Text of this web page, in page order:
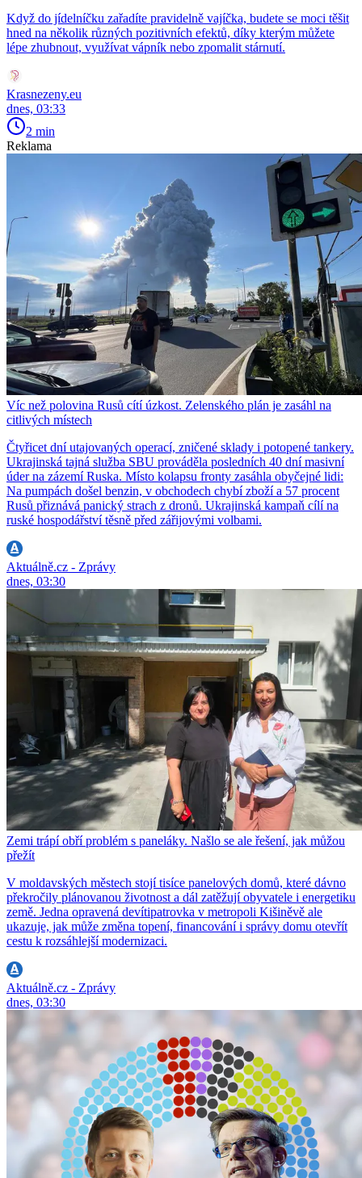
Když do jídelníčku zařadíte pravidelně vajíčka, budete se moci těšit
hned na několik různých pozitivních efektů, díky kterým můžete
lépe zhubnout, využívat vápník nebo zpomalit stárnutí.
Krasnezeny.eu
dnes, 03:33
2 min
Reklama
Víc než polovina Rusů cítí úzkost. Zelenského plán je zasáhl na
citlivých místech
Čtyřicet dní utajovaných operací, zničené sklady i potopené tankery.
Ukrajinská tajná služba SBU prováděla posledních 40 dní masivní
úder na zázemí Ruska. Místo kolapsu fronty zasáhla obyčejné lidi:
Na pumpách došel benzin, v obchodech chybí zboží a 57 procent
Rusů přiznává panický strach z dronů. Ukrajinská kampaň cílí na
ruské hospodářství těsně před zářijovými volbami.
Aktuálně.cz - Zprávy
dnes, 03:30
Zemi trápí obří problém s paneláky. Našlo se ale řešení, jak můžou
přežít
V moldavských městech stojí tisíce panelových domů, které dávno
překročily plánovanou životnost a dál zatěžují obyvatele i energetiku
země. Jedna opravená devítipatrovka v metropoli Kišiněvě ale
ukazuje, jak může změna topení, financování i správy domu otevřít
cestu k rozsáhlejší modernizaci.
Aktuálně.cz - Zprávy
dnes, 03:30